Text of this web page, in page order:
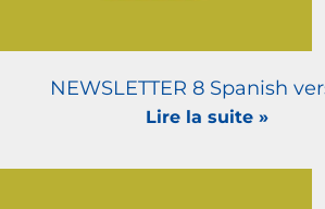
NEWSLETTER 8 Spanish
Lire la suite »